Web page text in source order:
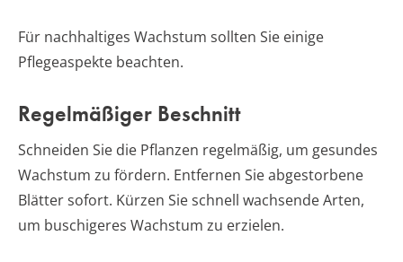
Für nachhaltiges Wachstum sollten Sie einige
Pflegeaspekte beachten.
Regelmäßiger Beschnitt
Schneiden Sie die Pflanzen regelmäßig, um gesundes
Wachstum zu fördern. Entfernen Sie abgestorbene
Blätter sofort. Kürzen Sie schnell wachsende Arten,
um buschigeres Wachstum zu erzielen.